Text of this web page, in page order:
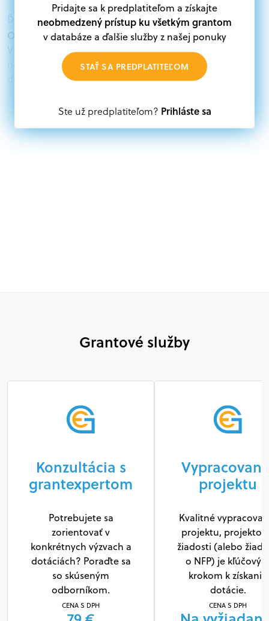
Ďalšie informácie:
Oprávnení žiadatelia:
V databáze grantov a dotácií na portáli Grantexpert.sk
nájdete aktuálne výzvy z eurofondov, plánu obnovy a
ďalších zdrojov.
Oprávnení partneri:
Akákoľvek právnická osoba, t. j. verejný alebo súkromný
subjekt, komerčný alebo nekomerčný, ako aj
Pridajte sa k predplatiteľom a získajte
neobmedzený prístup ku všetkým grantom
v databáze a ďalšie služby z našej ponuky
STAŤ SA PREDPLATITEĽOM
Ste už predplatiteľom? Prihláste sa
Grantové služby
Konzultácia s
grantexpertom
Potrebujete sa
zorientovať v
konkrétnych výzvach a
dotáciách? Poraďte sa
so skúseným
odborníkom.
CENA S DPH
projektu
Kvalitné
projektu,
žiadosti (alebo
o NFP) je
krokom k získaniu
dotácie.
CENA S DPH